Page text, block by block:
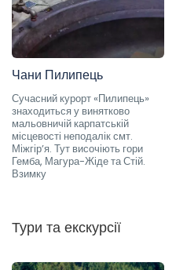
Чани Пилипець
Сучасний курорт «Пилипець»
знаходиться у винятково
мальовничій карпатській
місцевості неподалік смт.
Міжгір’я. Тут височіють гори
Гемба, Магура-Жіде та Стій.
Взимку
Тури та екскурсії